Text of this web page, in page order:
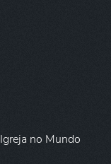
Igreja no Mundo